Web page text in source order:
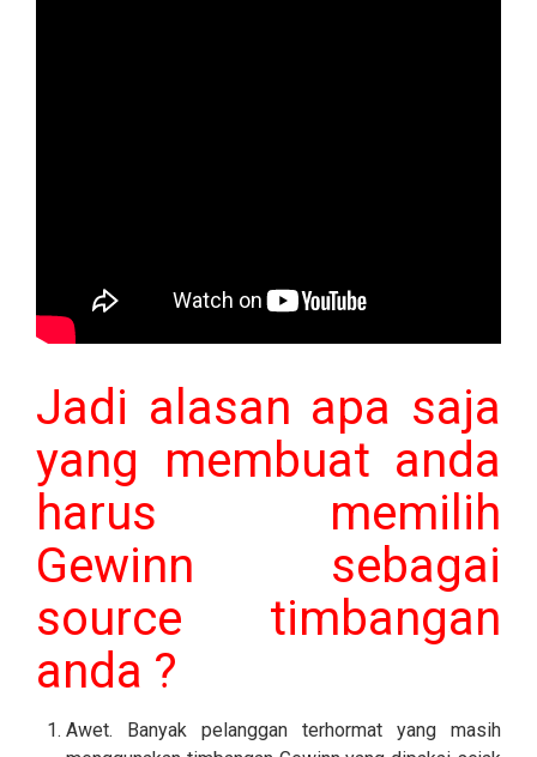
Jadi alasan apa saja
yang membuat anda
harus memilih
Gewinn sebagai
source timbangan
anda ?
Awet. Banyak pelanggan terhormat yang masih